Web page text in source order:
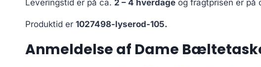
Leveringstid er på ca. 2 – 4 hverdage og fragtprisen er på
Produktid er 1027498-lyserod-105.
Anmeldelse af Dame